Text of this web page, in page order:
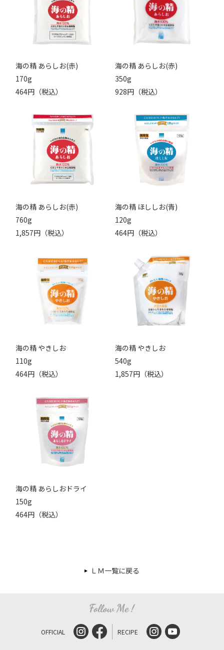
海の精 あらしお(赤)
170g
464円（税込）
海の精 あらしお(赤)
350g
928円（税込）
海の精 あらしお(赤)
760g
1,857円（税込）
海の精 ほししお(青)
120g
464円（税込）
海の精 やきしお
110g
464円（税込）
海の精 やきしお
540g
1,857円（税込）
海の精 あらしおドライ
150g
464円（税込）
ＬＭ一覧に戻る
OFFICIAL RECIPE